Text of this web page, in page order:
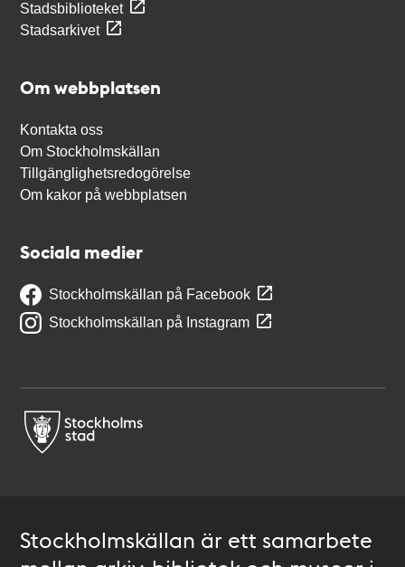
Stadsbiblioteket
Stadsarkivet
Om webbplatsen
Kontakta oss
Om Stockholmskällan
Tillgänglighetsredogörelse
Om kakor på webbplatsen
Sociala medier
Stockholmskällan på Facebook
Stockholmskällan på Instagram
Stockholmskällan är ett samarbete